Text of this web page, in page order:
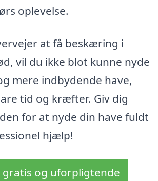
oplevelse.
at få beskæring i
vil du ikke blot kunne nyde
mere indbydende have,
tid og kræfter. Giv dig
for at nyde din have fuldt
hjælp!
gratis og uforpligtende